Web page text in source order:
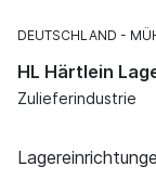
DEUTSCHLAND
HL Härtlein
Zulieferindustrie